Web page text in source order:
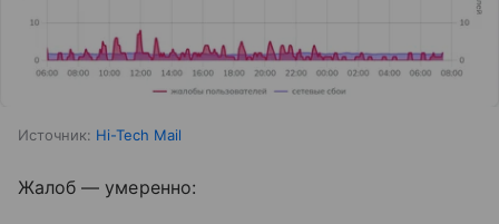
Источник: Hi-Tech Mail
Жалоб — умеренно: